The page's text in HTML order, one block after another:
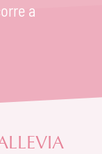
a